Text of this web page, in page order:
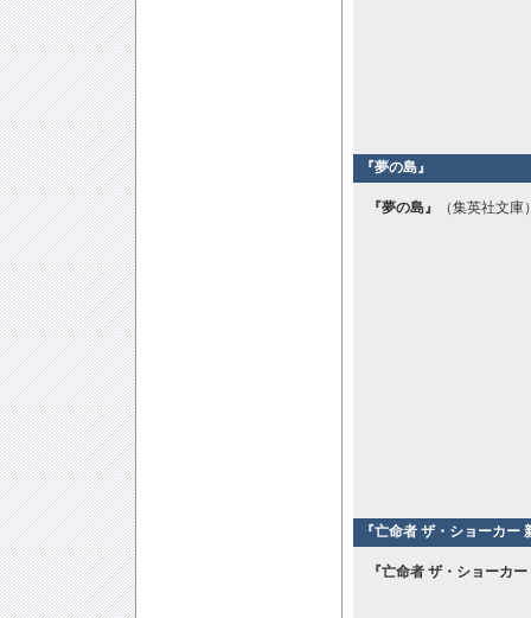
『夢の島』
『夢の島』 （集英社文
『亡命者 ザ・ショーカー
『亡命者 ザ・ショーカ